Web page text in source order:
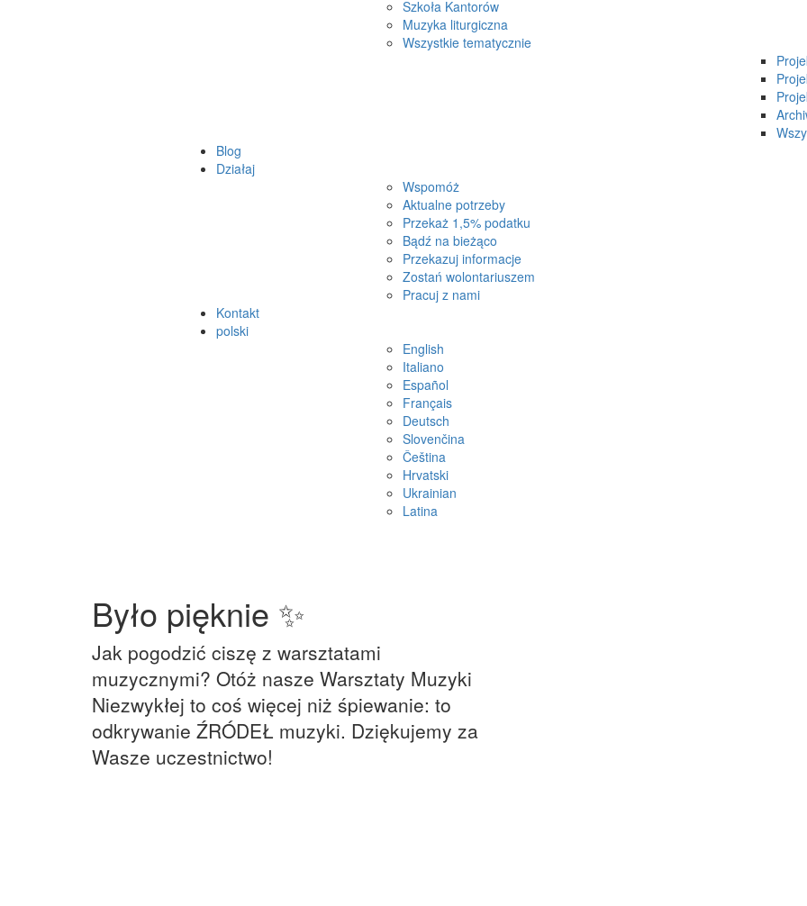
Szkoła Kantorów
Muzyka liturgiczna
Wszystkie tematycznie
Blog
Działaj
Wspomóż
Aktualne potrzeby
Przekaż 1,5% podatku
Bądź na bieżąco
Przekazuj informacje
Zostań wolontariuszem
Pracuj z nami
Kontakt
polski
English
Italiano
Español
Français
Deutsch
Slovenčina
Čeština
Hrvatski
Ukrainian
Latina
Było pięknie ✨
Jak pogodzić ciszę z warsztatami
muzycznymi? Otóż nasze Warsztaty Muzyki
Niezwykłej to coś więcej niż śpiewanie: to
odkrywanie ŹRÓDEŁ muzyki. Dziękujemy za
Wasze uczestnictwo!